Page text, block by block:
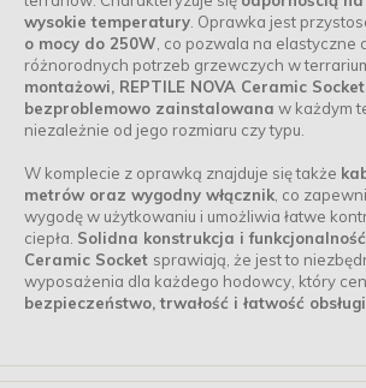
wysokie temperatury . Oprawka jest
o mocy do 250W , co pozwala na
różnorodnych potrzeb grzewczych w
montażowi, REPTILE NOVA Ceramic
bezproblemowo zainstalowana w każdym
niezależnie od jego rozmiaru czy typu.
W komplecie z oprawką znajduje się także
metrów oraz wygodny włącznik , co
wygodę w użytkowaniu i umożliwia łatwe
ciepła. Solidna konstrukcja i funkcjonalność
Ceramic Socket sprawiają, że jest to
wyposażenia dla każdego hodowcy, który
bezpieczeństwo, trwałość i łatwość obsługi